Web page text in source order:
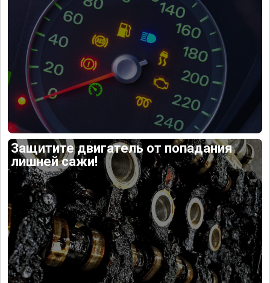
Защитите двигатель от попадания
лишней сажи!